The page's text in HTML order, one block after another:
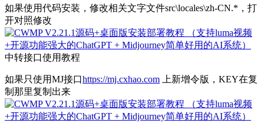
如果使用代码安装，修改相关文字文件src\locales\zh-CN.*，打
开对照修改
中转接口使用教程
如果只使用MJ接口https://mj.cxhao.com 上新增令版，KEY在复
制那里复制出来